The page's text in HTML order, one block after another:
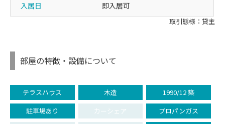
入居日 即入居可
取引態様：貸主
部屋の特徴・設備について
テラスハウス 木造
1990/12 築
駐車場あり
カーシェア
プロパンガス